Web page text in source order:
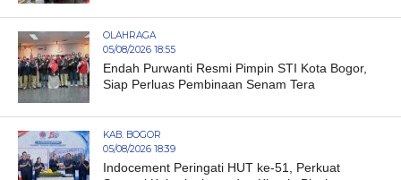
OLAHRAGA
05/08/2026 18:55
Endah Purwanti Resmi Pimpin STI Kota Bogor,
Siap Perluas Pembinaan Senam Tera
KAB. BOGOR
05/08/2026 18:39
Indocement Peringati HUT ke-51, Perkuat